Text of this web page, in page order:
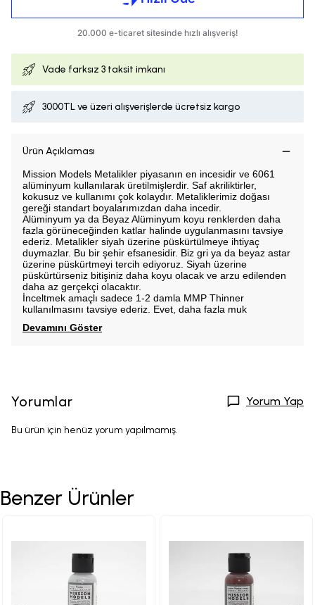
Vade farksız 3 taksit imkanı
3000TL ve üzeri alışverişlerde ücretsiz kargo
Ürün Açıklaması
Mission Models Metalikler piyasanın en incesidir ve 6061
alüminyum kullanılarak üretilmişlerdir. Saf akriliktirler,
kokusuz ve kullanımı çok kolaydır. Metaliklerimiz doğası
gereği standart boyalarımızdan daha incedir.
Alüminyum ya da Beyaz Alüminyum koyu renklerden daha
fazla görüneceğinden katlar halinde uygulanmasını tavsiye
ederiz. Metalikler siyah üzerine püskürtülmeye ihtiyaç
duymazlar. Bu bir şehir efsanesidir. Biz gri ya da beyaz astar
üzerine püskürtmeyi tercih ediyoruz. Siyah üzerine
püskürtürseniz bitişiniz daha koyu olacak ve arzu edilenden
daha az gerçekçi olacaktır.
İnceltmek amaçlı sadece 1-2 damla MMP Thinner
kullanılmasını tavsiye ederiz. Evet, daha fazla muk
Devamını Göster
Yorumlar Yorum Yap
Bu ürün için henüz yorum yapılmamış.
Benzer Ürünler